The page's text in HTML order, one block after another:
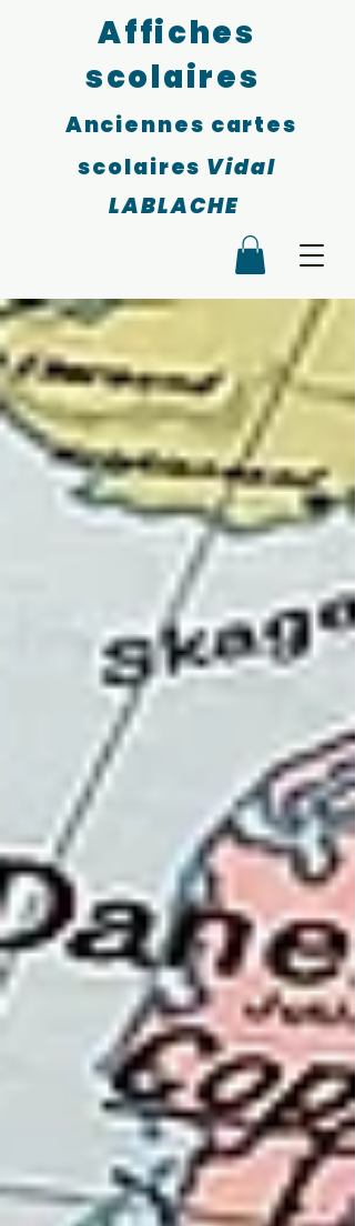
Affiches
scolaires
Anciennes cartes
scolaires Vidal
LABLACHE